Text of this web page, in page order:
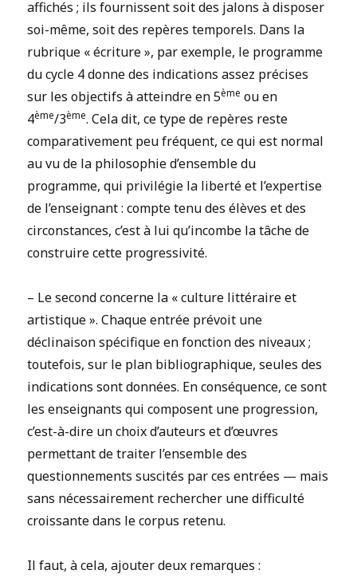
affichés ; ils fournissent soit des jalons à disposer
soi-même, soit des repères temporels. Dans la
rubrique « écriture », par exemple, le programme
du cycle 4 donne des indications assez précises
sur les objectifs à atteindre en 5ème ou en
4ème/3ème. Cela dit, ce type de repères reste
comparativement peu fréquent, ce qui est normal
au vu de la philosophie d’ensemble du
programme, qui privilégie la liberté et l’expertise
de l’enseignant : compte tenu des élèves et des
circonstances, c’est à lui qu’incombe la tâche de
construire cette progressivité.
– Le second concerne la « culture littéraire et
artistique ». Chaque entrée prévoit une
déclinaison spécifique en fonction des niveaux ;
toutefois, sur le plan bibliographique, seules des
indications sont données. En conséquence, ce sont
les enseignants qui composent une progression,
c’est-à-dire un choix d’auteurs et d’œuvres
permettant de traiter l’ensemble des
questionnements suscités par ces entrées — mais
sans nécessairement rechercher une difficulté
croissante dans le corpus retenu.
Il faut, à cela, ajouter deux remarques :